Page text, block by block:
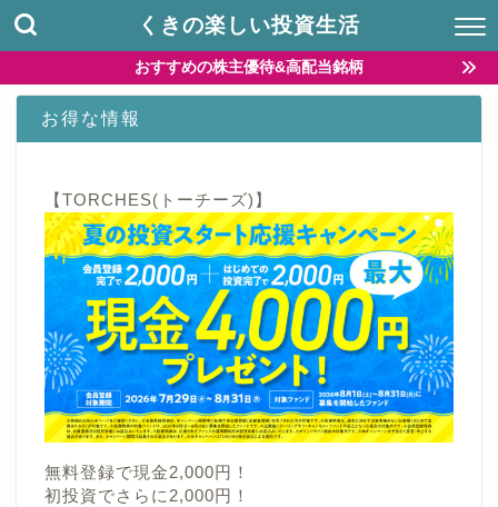
くきの楽しい投資生活
おすすめの株主優待&高配当銘柄
お得な情報
【TORCHES(トーチーズ)】
無料登録で現金2,000円！
初投資でさらに2,000円！